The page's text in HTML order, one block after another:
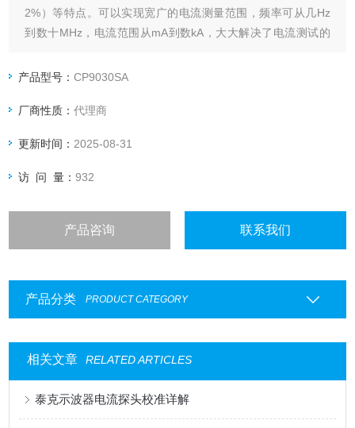
2%）等特点。可以实现宽广的电流测量范围，频率可从几Hz
到数十MHz，电流范围从mA到数kA，大大解决了电流测试的
产品型号：CP9030SA
厂商性质：代理商
更新时间： 2025-08-31
访 问 量：932
产品咨询 联系我们
产品分类 PRODUCT CATEGORY
相关文章 RELATED ARTICLES
泰克示波器电流探头校准详解